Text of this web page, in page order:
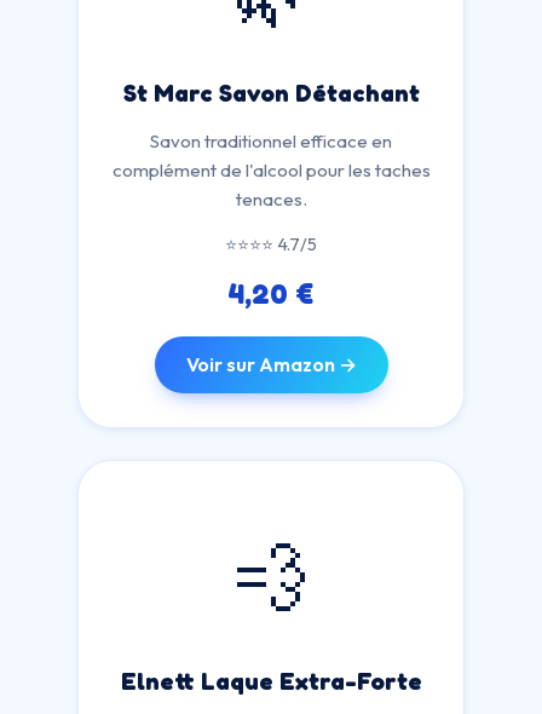
St Marc Savon Détachant
Savon traditionnel efficace en
complément de l'alcool pour les taches
tenaces.
⭐⭐⭐⭐ 4.7/5
4,20 €
Voir sur Amazon →
💨
Elnett Laque Extra-Forte